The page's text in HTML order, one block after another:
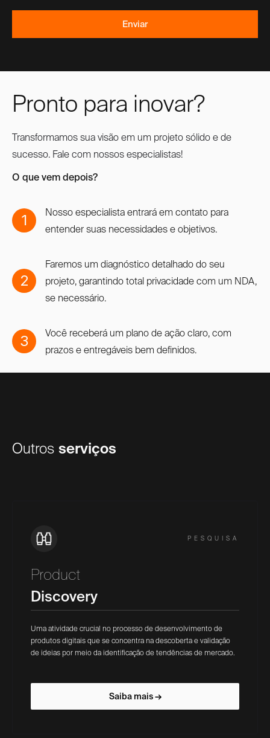
Pronto para inovar?
Transformamos sua visão em um projeto sólido e de
sucesso. Fale com nossos especialistas!
O que vem depois?
1
Nosso especialista entrará em contato para
entender suas necessidades e objetivos.
2
Faremos um diagnóstico detalhado do seu
projeto, garantindo total privacidade com um NDA,
se necessário.
3
Você receberá um plano de ação claro, com
prazos e entregáveis bem definidos.
Outros serviços
PESQUISA
Product
Discovery
Uma atividade crucial no processo de desenvolvimento de
produtos digitais que se concentra na descoberta e validação
de ideias por meio da identificação de tendências de mercado.
Saiba mais →